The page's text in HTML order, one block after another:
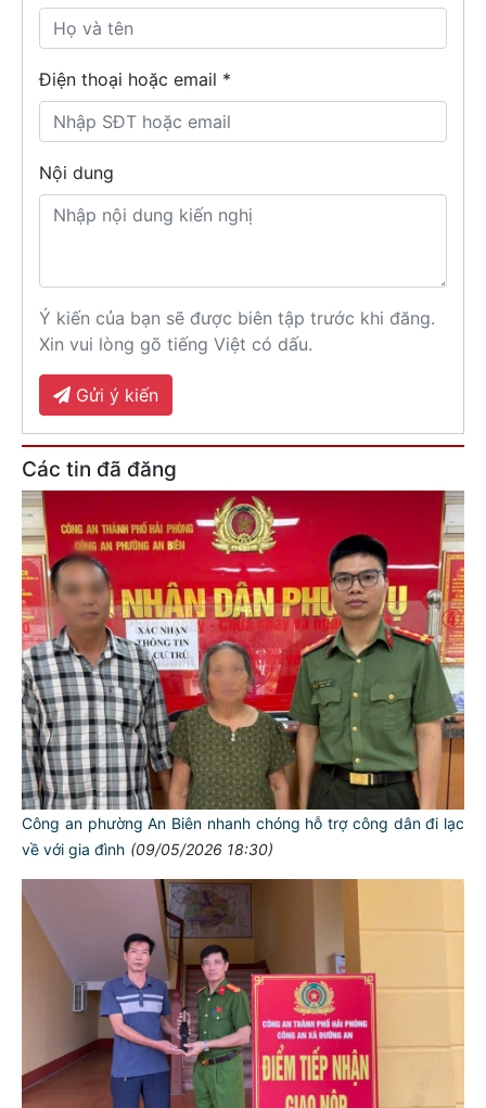
Điện thoại hoặc email *
Nội dung
Ý kiến của bạn sẽ được biên tập trước khi đăng.
Xin vui lòng gõ tiếng Việt có dấu.
Gửi ý kiến
Các tin đã đăng
Công an phường An Biên nhanh chóng hỗ trợ công dân đi lạc
về với gia đình (09/05/2026 18:30)